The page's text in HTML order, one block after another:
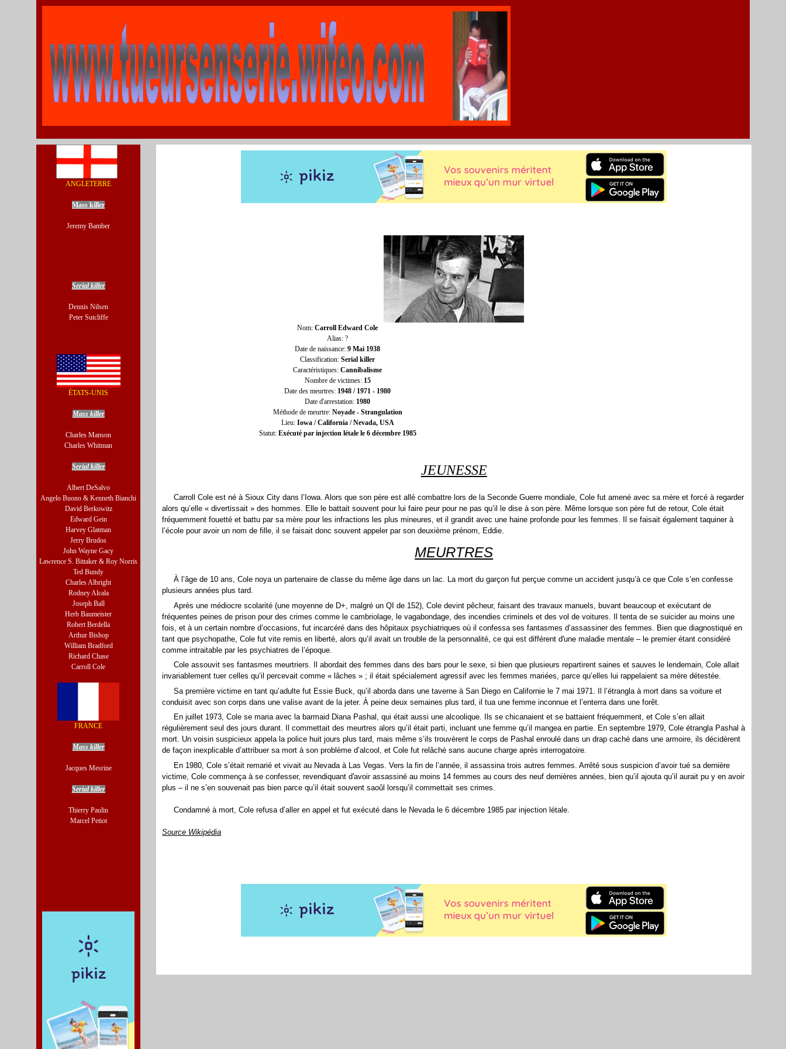
ANGLETERRE
Mass killer
Jeremy Bamber
Serial killer
Dennis Nilsen
Peter Sutcliffe
ÉTATS-UNIS
Mass killer
Charles Manson
Charles Whitman
Serial killer
Albert DeSalvo
Angelo Buono & Kenneth Bianchi
David Berkowitz
Edward Gein
Harvey Glatman
Jerry Brudos
John Wayne Gacy
Lawrence S. Bittaker & Roy Norris
Ted Bundy
Charles Albright
Rodney Alcala
Joseph Ball
Herb Baumeister
Robert Berdella
Arthur Bishop
William Bradford
Richard Chase
Carroll Cole
FRANCE
Mass killer
Jacques Mesrine
Serial killer
Thierry Paulin
Marcel Petiot
Nom:Carroll Edward Cole
Alias: ?
Date de naissance:9 Mai 1938
Classification:Serial killer
Caractéristiques:Cannibalisme
Nombre de victimes: 15
Date des meurtres: 1948 / 1971 - 1980
Date d'arrestation: 1980
Méthode de meurtre: Noyade - Strangulation
Lieu: Iowa / California / Nevada, USA
Statut: Exécuté par injection létale le 6 décembre 1985
JEUNESSE
Carroll Cole est né àSioux City dans l’ Iowa. Alors que son père est allé combattre lors de laSeconde Guerre mondiale, Cole fut amené avec sa mère et forcé à regarder
alors qu’elle « divertissait » des hommes. Elle le battait souvent pour lui faire peur pour ne pas qu’il le dise à son père. Même lorsque son père fut de retour, Cole était
fréquemment fouetté et battu par sa mère pour les infractions les plus mineures, et il grandit avec une haine profonde pour les femmes. Il se faisait également taquiner à
l’école pour avoir un nom de fille, il se faisait donc souvent appeler par sondeuxième prénom, Eddie.
MEURTRES
À l’âge de 10 ans, Cole noya un partenaire de classe du même âge dans un lac. La mort du garçon fut perçue comme un accident jusqu’à ce que Cole s’en confesse
plusieurs années plus tard.
Après une médiocre scolarité (une moyenne de D+, malgré unQI de 152), Cole devint pêcheur, faisant des travaux manuels, buvant beaucoup et exécutant de
fréquentes peines de prison pour des crimes comme lecambriolage , levagabondage , desincendies criminels et desvol de voitures. Il tenta de sesuiciderau moins une
fois, et à un certain nombre d’occasions, fut incarcéré dans des hôpitaux psychiatriques où il confessa ses fantasmes d’assassiner des femmes. Bien que diagnostiqué en
tant quepsychopathe , Cole fut vite remis en liberté, alors qu’il avait un trouble de la personnalité, ce qui est différent d'une maladie mentale – le premier étant considéré
comme intraitable par les psychiatres de l’époque.
Cole assouvit ses fantasmes meurtriers. Il abordait des femmes dans des bars pour le sexe, si bien que plusieurs repartirent saines et sauves le lendemain, Cole allait
invariablement tuer celles qu’il percevait comme « lâches » ; il était spécialement agressif avec les femmes mariées, parce qu’elles lui rappelaient sa mère détestée.
Sa première victime en tant qu’adulte fut Essie Buck, qu’il aborda dans une taverne àSan Diego enCalifornie le7 mai 1971
. Il l’étrangla à mort dans sa voiture et
conduisit avec son corps dans une valise avant de la jeter. À peine deux semaines plus tard, il tua une femme inconnue et l’enterra dans une forêt.
Enjuillet 1973, Cole se maria avec la barmaid Diana Pashal, qui était aussi unealcoolique. Ils se chicanaient et se battaient fréquemment, et Cole s’en allait
régulièrement seul des jours durant. Il commettait des meurtres alors qu’il était parti, incluant une femme qu’ilmangeaen partie. En septembre 1979, Cole étrangla Pashal à
mort. Un voisin suspicieux appela la police huit jours plus tard, mais même s’ils trouvèrent le corps de Pashal enroulé dans un drap caché dans une armoire, ils décidèrent
de façon inexplicable d’attribuer sa mort à son problème d’alcool, et Cole fut relâché sans aucune charge après interrogatoire.
En 1980 , Cole s’était remarié et vivait au Nevada à Las Vegas . Vers la fin de l’année, il assassina trois autres femmes. Arrêté sous suspicion d’avoir tué sa dernière
victime, Cole commença à se confesser, revendiquant d'avoir assassiné au moins 14 femmes au cours des neuf dernières années, bien qu’il ajouta qu’il aurait pu y en avoir
plus – il ne s’en souvenait pas bien parce qu’il était souvent saoûl lorsqu’il commettait ses crimes.
Condamné à mort, Cole refusa d’aller en appel et fut exécuté dans le Nevada le6 décembre 1985 parinjection létale
Source Wikipédia